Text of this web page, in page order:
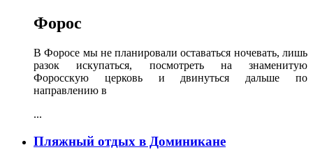
Форос
В Форосе мы не планировали оставаться ночевать, лишь
разок искупаться, посмотреть на знаменитую
Форосскую церковь и двинуться дальше по
направлению в
...
Пляжный отдых в Доминикане